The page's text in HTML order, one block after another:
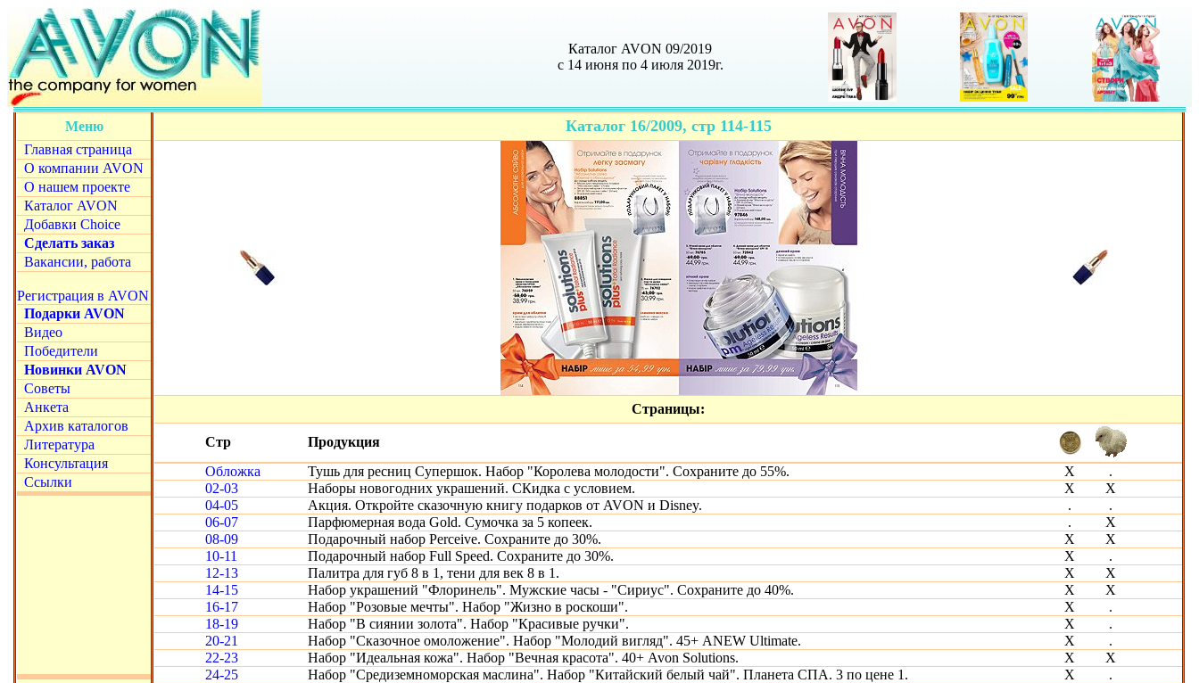
Каталог AVON 09/2019
с 14 июня по 4 июля 2019г.
Меню
Главная страница
О компании AVON
О нашем проекте
Каталог AVON
Добавки Choice
Сделать заказ
Вакансии, работа
Регистрация в AVON
Подарки AVON
Видео
Победители
Новинки AVON
Советы
Анкета
Архив каталогов
Литература
Консультация
Ссылки
Каталог 16/2009, стр 114-115
Страницы:
Стр
Продукция
Обложка
Тушь для ресниц Супершок. Набор "Королева молодости". Сохраните до 55%. Х
.
02-03
Наборы новогодних украшений. СКидка с условием. Х
Х
04-05
Акция. Откройте сказочную книгу подарков от AVON и Disney. .
.
06-07
Парфюмерная вода Gold. Сумочка за 5 копеек. .
Х
08-09
Подарочный набор Perceive. Сохраните до 30%. Х
Х
10-11
Подарочный набор Full Speed. Сохраните до 30%. Х
.
12-13
Палитра для губ 8 в 1, тени для век 8 в 1. Х
Х
14-15
Набор украшений "Флоринель". Мужские часы - "Сириус". Сохраните до 40%. Х
Х
16-17
Набор "Розовые мечты". Набор "Жизно в роскоши". Х
.
18-19
Набор "В сиянии золота". Набор "Красивые ручки". Х
.
20-21
Набор "Сказочное омоложение". Набор "Молодий вигляд". 45+ ANEW Ultimate. Х
.
22-23
Набор "Идеальная кожа". Набор "Вечная красота". 40+ Avon Solutions. Х
Х
24-25
Набор "Средиземноморская маслина". Набор "Китайский белый чай". Планета СПА. 3 по цене 1. Х
.